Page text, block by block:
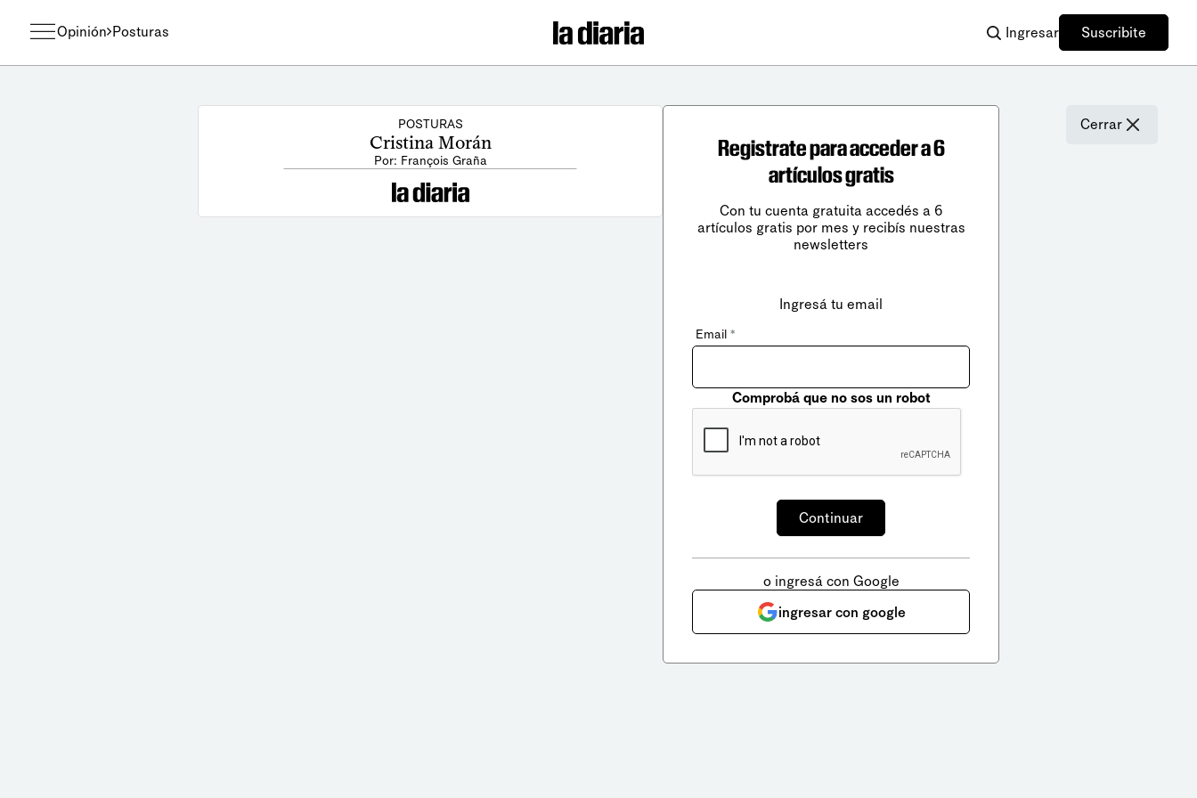
Opinión Posturas Ingresar Suscribite
POSTURAS
Cristina Morán
Por: François Graña
Cerrar
Registrate para acceder a 6
artículos gratis
Con tu cuenta gratuita accedés a 6
artículos gratis por mes y recibís nuestras
newsletters
Ingresá tu email
Email *
Comprobá que no sos un robot
o ingresá con Google
ingresar con google